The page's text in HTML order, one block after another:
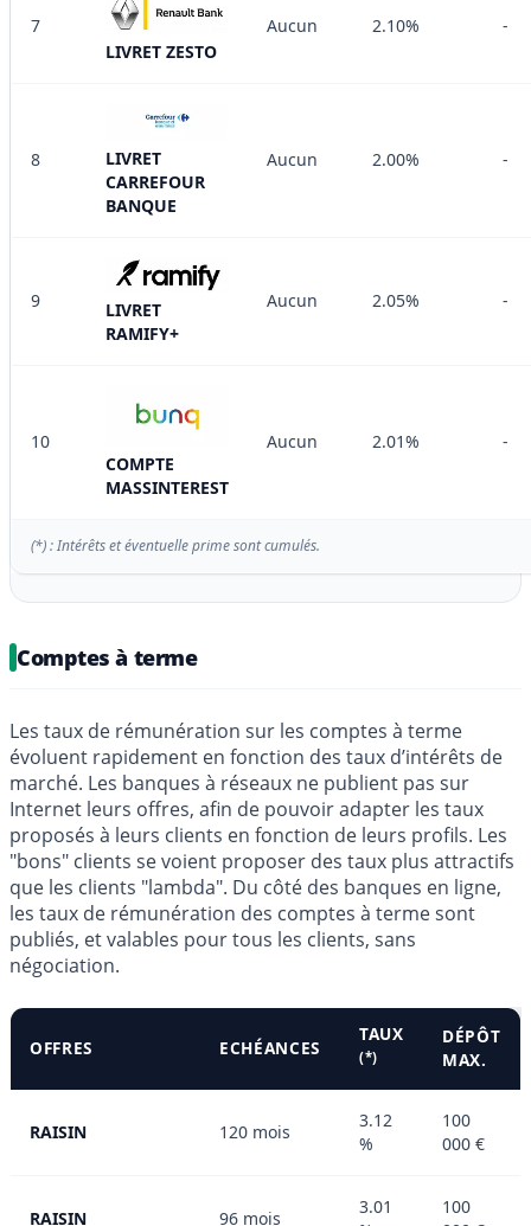
7
LIVRET ZESTO
Aucun 2.10% -
8
LIVRET
CARREFOUR
BANQUE
Aucun 2.00% -
9
LIVRET
RAMIFY+
Aucun 2.05% -
10
COMPTE
MASSINTEREST
Aucun 2.01% -
(*) : Intérêts et éventuelle prime sont cumulés.
Comptes à terme
Les taux de rémunération sur les comptes à terme
évoluent rapidement en fonction des taux d’intérêts de
marché. Les banques à réseaux ne publient pas sur
Internet leurs offres, afin de pouvoir adapter les taux
proposés à leurs clients en fonction de leurs profils. Les
"bons" clients se voient proposer des taux plus attractifs
que les clients "lambda". Du côté des banques en ligne,
les taux de rémunération des comptes à terme sont
publiés, et valables pour tous les clients, sans
négociation.
OFFRES ECHÉANCES
TAUX
(*)
DÉPÔT
MAX.
RAISIN 120 mois
3.12
%
100
000 €
RAISIN 96 mois
3.01
100